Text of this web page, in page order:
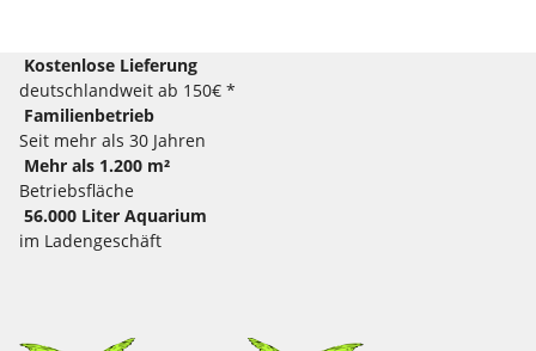
Kostenlose Lieferung
deutschlandweit ab 150€ *
Familienbetrieb
Seit mehr als 30 Jahren
Mehr als 1.200 m²
Betriebsfläche
56.000 Liter Aquarium
im Ladengeschäft